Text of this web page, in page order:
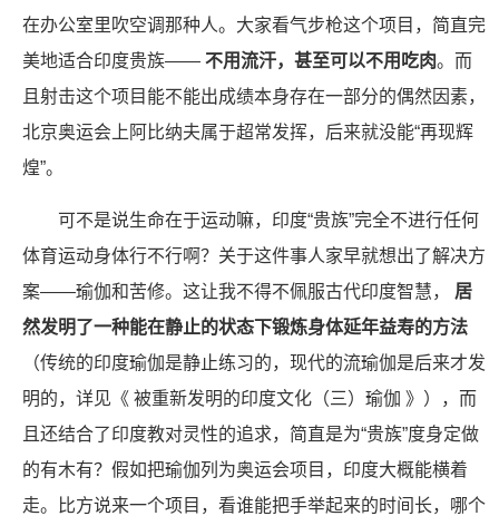
在办公室里吹空调那种人。大家看气步枪这个项目，简直完
美地适合印度贵族—— 不用流汗，甚至可以不用吃肉。而
且射击这个项目能不能出成绩本身存在一部分的偶然因素，
北京奥运会上阿比纳夫属于超常发挥，后来就没能“再现辉
煌”。
可不是说生命在于运动嘛，印度“贵族”完全不进行任何
体育运动身体行不行啊？关于这件事人家早就想出了解决方
案——瑜伽和苦修。这让我不得不佩服古代印度智慧， 居
然发明了一种能在静止的状态下锻炼身体延年益寿的方法
（传统的印度瑜伽是静止练习的，现代的流瑜伽是后来才发
明的，详见《 被重新发明的印度文化（三）瑜伽 》），而
且还结合了印度教对灵性的追求，简直是为“贵族”度身定做
的有木有？假如把瑜伽列为奥运会项目，印度大概能横着
走。比方说来一个项目，看谁能把手举起来的时间长，哪个